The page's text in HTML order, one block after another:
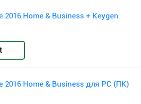
2016 Home & Business + Keygen
2016 Home & Business для PC (ПК)